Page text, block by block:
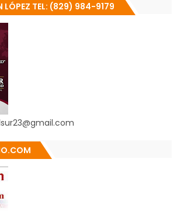
LÓPEZ TEL: (829) 984-9179